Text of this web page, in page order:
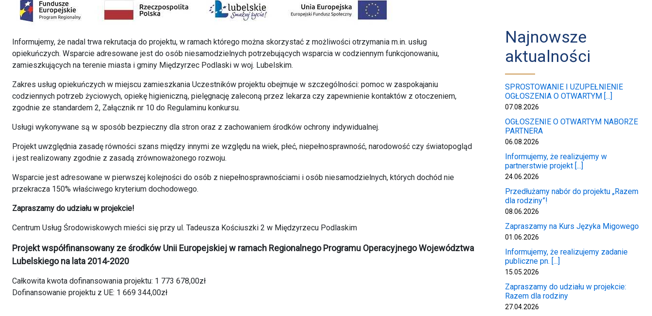
Informujemy, że nadal trwa rekrutacja do projektu, w ramach którego można skorzystać z możliwości otrzymania m.in. usług
opiekuńczych. Wsparcie adresowane jest do osób niesamodzielnych potrzebujących wsparcia w codziennym funkcjonowaniu,
zamieszkujących na terenie miasta i gminy Międzyrzec Podlaski w woj. Lubelskim.
Zakres usług opiekuńczych w miejscu zamieszkania Uczestników projektu obejmuje w szczególności: pomoc w zaspokajaniu
codziennych potrzeb życiowych, opiekę higieniczną, pielęgnację zaleconą przez lekarza czy zapewnienie kontaktów z otoczeniem,
zgodnie ze standardem 2, Załącznik nr 10 do Regulaminu konkursu.
Usługi wykonywane są w sposób bezpieczny dla stron oraz z zachowaniem środków ochrony indywidualnej.
Projekt uwzględnia zasadę równości szans między innymi ze względu na wiek, płeć, niepełnosprawność, narodowość czy światopogląd
i jest realizowany zgodnie z zasadą zrównoważonego rozwoju.
Wsparcie jest adresowane w pierwszej kolejności do osób z niepełnosprawnościami i osób niesamodzielnych, których dochód nie
przekracza 150% właściwego kryterium dochodowego.
Zapraszamy do udziału w projekcie!
Centrum Usług Środowiskowych mieści się przy ul. Tadeusza Kościuszki 2 w Międzyrzecu Podlaskim
Projekt współfinansowany ze środków Unii Europejskiej w ramach Regionalnego Programu Operacyjnego Województwa
Lubelskiego na lata 2014-2020
Całkowita kwota dofinansowania projektu: 1 773 678,00zł
Dofinansowanie projektu z UE: 1 669 344,00zł
Najnowsze
aktualności
SPROSTOWANIE I UZUPEŁNIENIE
OGŁOSZENIA O OTWARTYM [...]
07.08.2026
OGŁOSZENIE O OTWARTYM NABORZE
PARTNERA
06.08.2026
Informujemy, że realizujemy w
partnerstwie projekt [...]
24.06.2026
Przedłużamy nabór do projektu „Razem
dla rodziny”!
08.06.2026
Zapraszamy na Kurs Języka Migowego
01.06.2026
Informujemy, że realizujemy zadanie
publiczne pn. [...]
15.05.2026
Zapraszamy do udziału w projekcie:
Razem dla rodziny
27.04.2026